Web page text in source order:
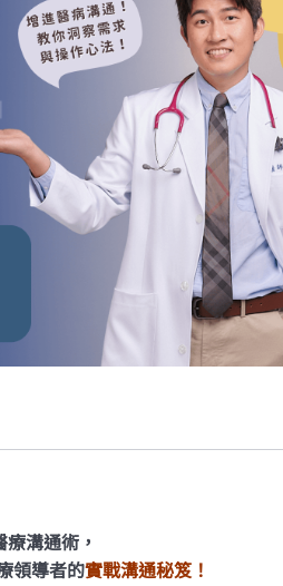
溝通術，
領導者的實戰溝通秘笈！